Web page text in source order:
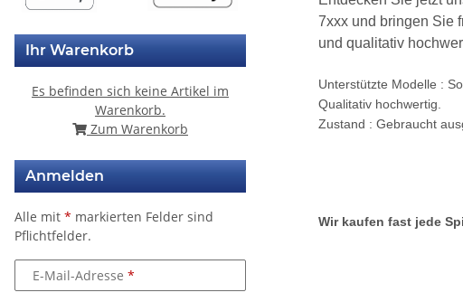
7xxx und bringen Sie
und qualitativ
Unterstützte Modelle :
Qualitativ hochwertig.
Zustand : Gebraucht
Wir kaufen fast jede
Ihr Warenkorb
Es befinden sich keine Artikel im
Warenkorb.
Zum Warenkorb
Anmelden
Alle mit * markierten Felder sind
Pflichtfelder.
E-Mail-Adresse